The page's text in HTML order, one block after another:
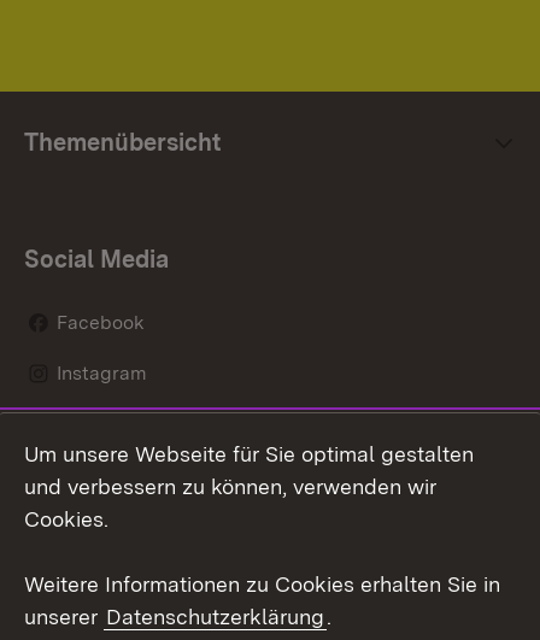
Themenübersicht
Social Media
Facebook
Instagram
Mastodon
Youtube
Kontakt
Datenschutz
Um unsere Webseite für Sie optimal gestalten
und verbessern zu können, verwenden wir
Cookies.
Weitere Informationen zu Cookies erhalten Sie in
unserer Datenschutzerklärung.